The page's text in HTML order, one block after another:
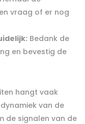
vraag of er nog
Bedank de
en bevestig de
hangt vaak
van de
de signalen van de